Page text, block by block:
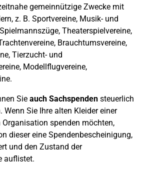
gemeinnützige Zwecke mit
z. B. Sportvereine, Musik- und
Theaterspielvereine,
Brauchtumsvereine,
Tierzucht- und
Modellflugvereine,
Sie auch Sachspenden steuerlich
Wenn Sie Ihre alten Kleider einer
spenden möchten,
dieser eine Spendenbescheinigung,
und den Zustand der
auflistet.